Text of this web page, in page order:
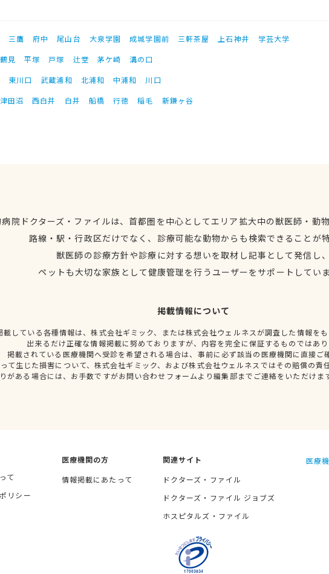
三鷹 府中 尾山台 大泉学園 成城学園前 三軒茶屋 上石神井
学芸大学
鶴見 平塚 戸塚 辻堂 茅ケ崎
溝の口
東川口 武蔵浦和 北浦和 中浦和
川口
田沼 西白井 白井 船橋 行徳 稲毛 新鎌ヶ谷
病院ドクターズ・ファイルは、首都圏を中心としてエリア拡大中の獣医師・動
路線・駅・行政区だけでなく、診療可能な動物からも検索できることが
獣医師の診療方針や診療に対する想いを取材し記事として発信し
ペットも大切な家族として健康管理を行うユーザーをサポートしてい
掲載情報について
載している各種情報は、株式会社ギミック、または株式会社ウェルネスが調査した情報を
出来るだけ正確な情報掲載に努めておりますが、内容を完全に保証するものではあ
掲載されている医療機関へ受診を希望される場合は、事前に必ず該当の医療機関に直接ご
て生じた損害について、株式会社ギミック、および株式会社ウェルネスではその賠償の責
がある場合には、お手数ですがお問い合わせフォームより編集部までご連絡をいただけま
て
リシー
医療機関の方
情報掲載にあたって
関連サイト
ドクターズ・ファイル
ドクターズ・ファイル ジョブズ
ホスピタルズ・ファイル
医療